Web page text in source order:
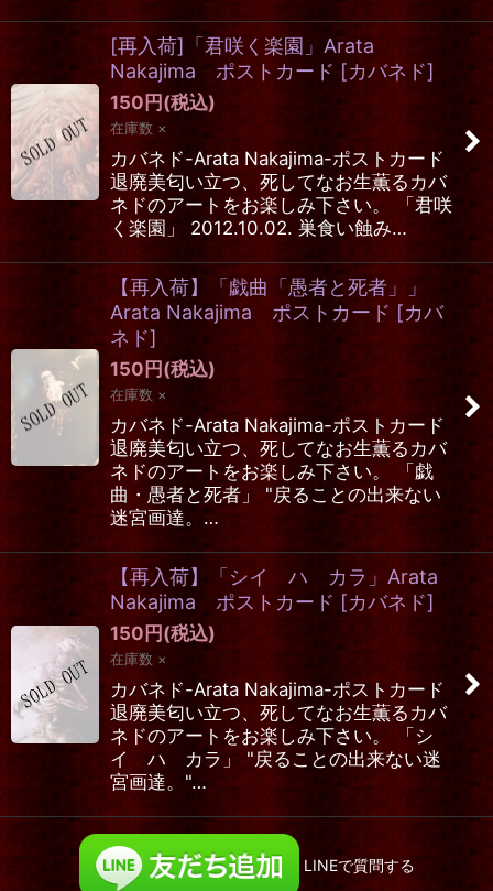
[再入荷]「君咲く楽園」Arata
Nakajima ポストカード [カバネド]
150 円 (税込)
在庫数 ×
カバネド-Arata Nakajima-ポストカード
退廃美匂い立つ、死してなお生薫るカバ
ネドのアートをお楽しみ下さい。 「君咲
く楽園」 2012.10.02. 巣食い蝕み…
【再入荷】「戯曲「愚者と死者」」
Arata Nakajima ポストカード [カバ
ネド]
150 円 (税込)
在庫数 ×
カバネド-Arata Nakajima-ポストカード
退廃美匂い立つ、死してなお生薫るカバ
ネドのアートをお楽しみ下さい。 「戯
曲・愚者と死者」 "戻ることの出来ない
迷宮画達。…
【再入荷】「シイ ハ カラ」Arata
Nakajima ポストカード [カバネド]
150 円 (税込)
在庫数 ×
カバネド-Arata Nakajima-ポストカード
退廃美匂い立つ、死してなお生薫るカバ
ネドのアートをお楽しみ下さい。 「シ
イ ハ カラ」 "戻ることの出来ない迷
宮画達。"…
LINEで質問する